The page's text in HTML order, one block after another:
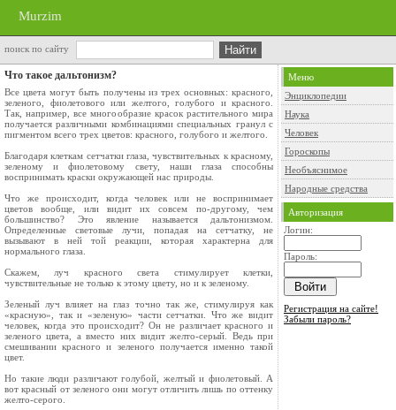
Murzim
поиск по сайту
Что такое дальтонизм?
Все цвета могут быть получены из трех основ­ных: красного,
зеленого, фиолетового или желто­го, голубого и красного.
Так, например, все мно­гообразие красок растительного мира
получается различными комбинациями специальных гранул с
пигментом всего трех цветов: красного, голубого и желтого.
Благодаря клеткам сетчатки глаза, чувстви­тельных к красному,
зеленому и фиолетовому свету, наши глаза способны
воспринимать краски окружающей нас природы.
Что же происходит, когда человек или не вос­принимает
цветов вообще, или видит их совсем по-другому, чем
большинство? Это явление назы­вается дальтонизмом.
Определенные световые лу­чи, попадая на сетчатку, не
вызывают в ней той реакции, которая характерна для
нормального глаза.
Скажем, луч красного света стимулирует клет­ки,
чувствительные не только к этому цвету, но и к зеленому.
Зеленый луч влияет на глаз точно так же, сти­мулируя как
«красную», так и «зеленую» части сетчатки. Что же видит
человек, когда это проис­ходит? Он не различает красного и
зеленого цве­та, а вместо них видит желто-серый. Ведь при
смешивании красного и зеленого получается именно такой
цвет.
Но такие люди различают голубой, желтый и фиолетовый. А
вот красный от зеленого они мо­гут отличить лишь по оттенку
желто-серого.
Меню
Энциклопедии
Наука
Человек
Гороскопы
Необъяснимое
Народные средства
Авторизация
Логин:
Пароль:
Регистрация на сайте!
Забыли пароль?